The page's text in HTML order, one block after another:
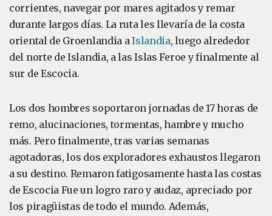
corrientes, navegar por mares agitados y remar
durante largos días. La ruta les llevaría de la costa
oriental de Groenlandia aIslandia, luego alrededor
del norte de Islandia, a las Islas Feroe y finalmente al
sur de Escocia.
Los dos hombres soportaron jornadas de 17 horas de
remo, alucinaciones, tormentas, hambre y mucho
más. Pero finalmente, tras varias semanas
agotadoras, los dos exploradores exhaustos llegaron
a su destino. Remaron fatigosamente hasta las costas
de Escocia Fue un logro raro y audaz, apreciado por
los piragüistas de todo el mundo. Además,